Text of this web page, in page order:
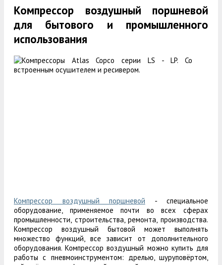
Компрессор воздушный поршневой
для бытового и промышленного
использования
Компрессор воздушный поршневой - специальное
оборудование, применяемое почти во всех сферах
промышленности, строительства, ремонта, производства.
Компрессор воздушный бытовой может выполнять
множество функций, все зависит от дополнительного
оборудования. Компрессор воздушный можно купить для
работы с пневмоинструментом: дрелью, шуруповёртом,